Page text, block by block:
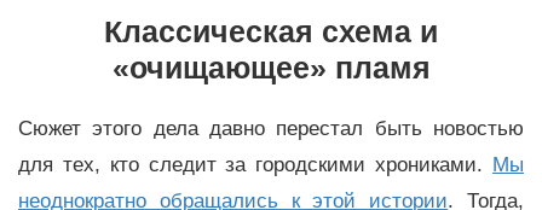
Классическая схема и
«очищающее» пламя
Сюжет этого дела давно перестал быть новостью
для тех, кто следит за городскими хрониками. Мы
неоднократно обращались к этой истории. Тогда,